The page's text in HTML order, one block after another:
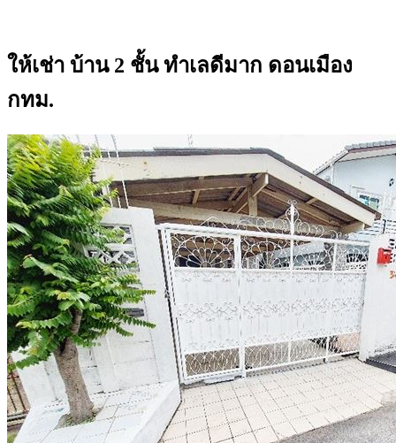
ให้เช่า บ้าน 2 ชั้น ทำเลดีมาก ดอนเมือง
กทม.